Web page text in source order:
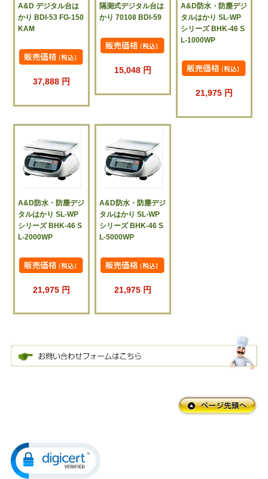
A&D デジタル台は
かり BDI-53 FG-150
KAM
37,888 円
隔測式デジタル台は
かり 70108 BDI-59
15,048 円
A&D防水・防塵デジ
タルはかり SL-WP
シリーズ BHK-46 S
L-1000WP
21,975 円
A&D防水・防塵デジ
タルはかり SL-WP
シリーズ BHK-46 S
L-2000WP
21,975 円
A&D防水・防塵デジ
タルはかり SL-WP
シリーズ BHK-46 S
L-5000WP
21,975 円